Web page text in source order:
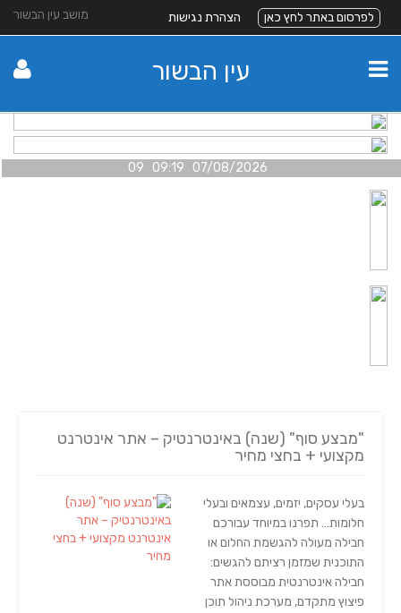
מושב עין הבשור לפרסום באתר לחץ כאן הצהרת נגישות
עין הבשור
07/08/2026 09:19 09
"מבצע סוף" (שנה) באינטרנטיק – אתר אינטרנט
מקצועי + בחצי מחיר
בעלי עסקים, יזמים, עצמאים ובעלי
חלומות… תפרנו במיוחד עבורכם
חבילה מעולה להגשמת החלום או
התוכנית שמזמן רציתם להגשים:
חבילה אינטרנטית מבוססת אתר
פיצוץ מתקדם, מערכת ניהול תוכן